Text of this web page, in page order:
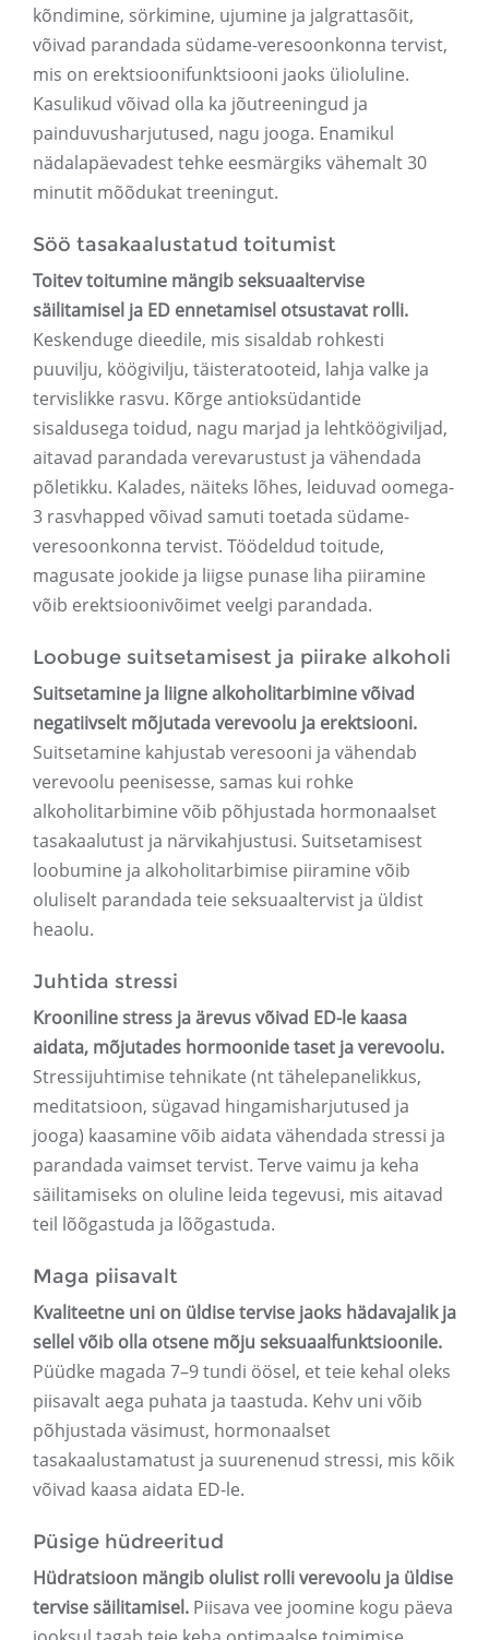
kõndimine, sörkimine, ujumine ja jalgrattasõit,
võivad parandada südame-veresoonkonna tervist,
mis on erektsioonifunktsiooni jaoks ülioluline.
Kasulikud võivad olla ka jõutreeningud ja
painduvusharjutused, nagu jooga. Enamikul
nädalapäevadest tehke eesmärgiks vähemalt 30
minutit mõõdukat treeningut.
Söö tasakaalustatud toitumist
Toitev toitumine mängib seksuaaltervise
säilitamisel ja ED ennetamisel otsustavat rolli.
Keskenduge dieedile, mis sisaldab rohkesti
puuvilju, köögivilju, täisteratooteid, lahja valke ja
tervislikke rasvu. Kõrge antioksüdantide
sisaldusega toidud, nagu marjad ja lehtköögiviljad,
aitavad parandada verevarustust ja vähendada
põletikku. Kalades, näiteks lõhes, leiduvad oomega-
3 rasvhapped võivad samuti toetada südame-
veresoonkonna tervist. Töödeldud toitude,
magusate jookide ja liigse punase liha piiramine
võib erektsioonivõimet veelgi parandada.
Loobuge suitsetamisest ja piirake alkoholi
Suitsetamine ja liigne alkoholitarbimine võivad
negatiivselt mõjutada verevoolu ja erektsiooni.
Suitsetamine kahjustab veresooni ja vähendab
verevoolu peenisesse, samas kui rohke
alkoholitarbimine võib põhjustada hormonaalset
tasakaalutust ja närvikahjustusi. Suitsetamisest
loobumine ja alkoholitarbimise piiramine võib
oluliselt parandada teie seksuaaltervist ja üldist
heaolu.
Juhtida stressi
Krooniline stress ja ärevus võivad ED-le kaasa
aidata, mõjutades hormoonide taset ja verevoolu.
Stressijuhtimise tehnikate (nt tähelepanelikkus,
meditatsioon, sügavad hingamisharjutused ja
jooga) kaasamine võib aidata vähendada stressi ja
parandada vaimset tervist. Terve vaimu ja keha
säilitamiseks on oluline leida tegevusi, mis aitavad
teil lõõgastuda ja lõõgastuda.
Maga piisavalt
Kvaliteetne uni on üldise tervise jaoks hädavajalik ja
sellel võib olla otsene mõju seksuaalfunktsioonile.
Püüdke magada 7–9 tundi öösel, et teie kehal oleks
piisavalt aega puhata ja taastuda. Kehv uni võib
põhjustada väsimust, hormonaalset
tasakaalustamatust ja suurenenud stressi, mis kõik
võivad kaasa aidata ED-le.
Püsige hüdreeritud
Hüdratsioon mängib olulist rolli verevoolu ja üldise
tervise säilitamisel. Piisava vee joomine kogu päeva